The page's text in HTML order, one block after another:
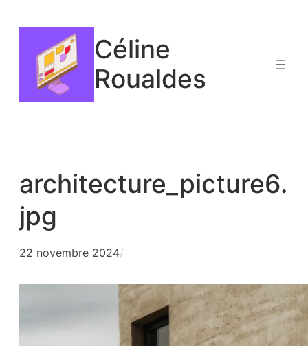
contenu
Céline
Roualdes
architecture_picture6.
jpg
22 novembre 2024/